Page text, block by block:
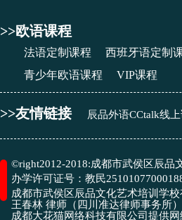
>>友情链接 辰品外语CCtalk线
©right2012-2018:成都市武侯区辰品
办学许可证号： 教民
成都市武侯区辰品文化艺术培训学
王春林 律师（四川准达律师事务所）
​成都大花猫网络科技有限公司 提供
>>欧语课程
法语定制课程
西班牙语定制
青少年欧语课程
VIP课程